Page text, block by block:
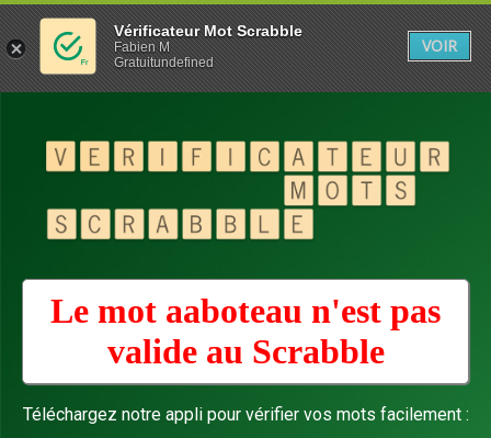
Le mot aaboteau n'est pas
valide au Scrabble
Téléchargez notre appli pour vérifier vos mots facilement :
Vérificateur Mot Scrabble
Fabien M
Gratuitundefined
VOIR